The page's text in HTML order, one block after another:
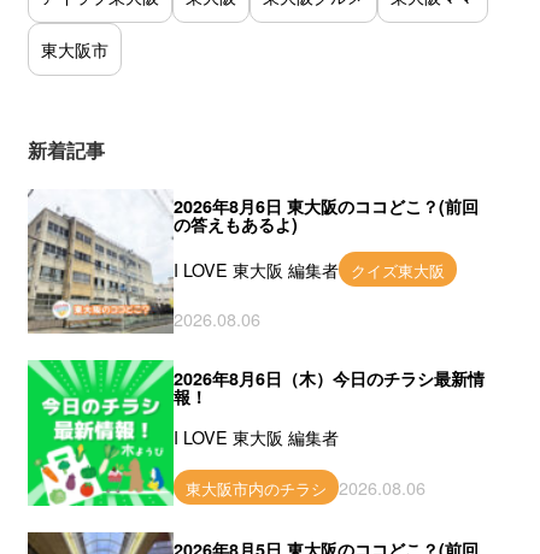
東大阪市
新着記事
2026年8月6日 東大阪のココどこ？(前回
の答えもあるよ)
I LOVE 東大阪 編集者 クイズ東大阪
2026.08.06
2026年8月6日（木）今日のチラシ最新情
報！
I LOVE 東大阪 編集者
東大阪市内のチラシ 2026.08.06